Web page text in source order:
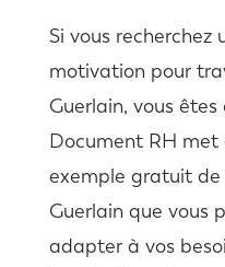
Si vous
motivation pour
Guerlain, vous
Document RH
exemple gratuit
Guerlain que vous
adapter à vos